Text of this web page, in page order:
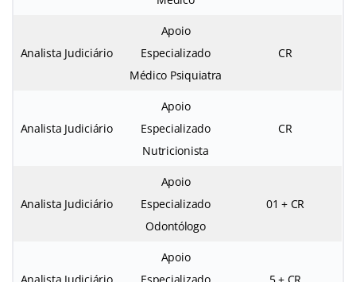
Analista Judiciário
Apoio
Especializado
Médico Psiquiatra
CR
Analista Judiciário
Apoio
Especializado
Nutricionista
CR
Analista Judiciário
Apoio
Especializado
Odontólogo
01 + CR
Analista Judiciário
Apoio
Especializado
5 + CR